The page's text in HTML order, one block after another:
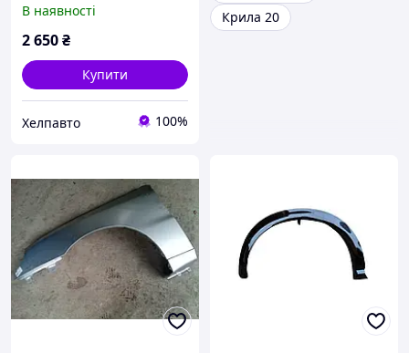
В наявності
2 650₴
Купити
Хелпавто 100%
Крила 20